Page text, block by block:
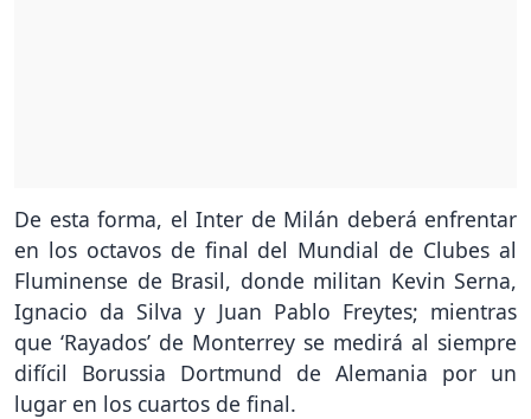
De esta forma, el Inter de Milán deberá enfrentar
en los octavos de final del Mundial de Clubes al
Fluminense de Brasil, donde militan Kevin Serna,
Ignacio da Silva y Juan Pablo Freytes; mientras
que ‘Rayados’ de Monterrey se medirá al siempre
difícil Borussia Dortmund de Alemania por un
lugar en los cuartos de final.